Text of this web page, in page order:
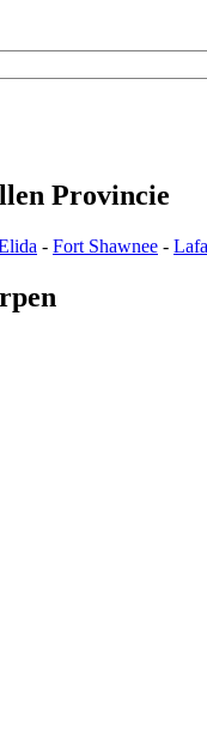
Provincie
- Fort Shawnee -